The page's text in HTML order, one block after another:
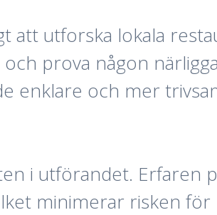
att utforska lokala
prova någon
enklare och mer
i utförandet. Erfaren
minimerar risken för